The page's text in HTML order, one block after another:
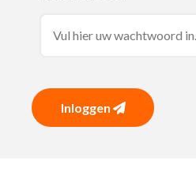
Inloggen